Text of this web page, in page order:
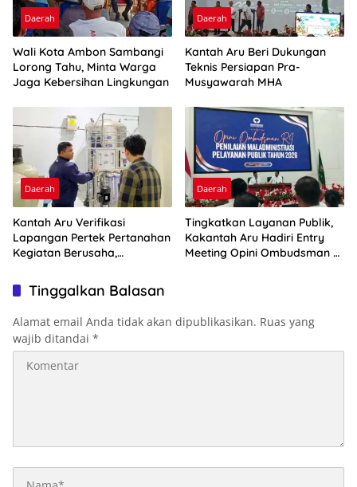
Daerah
Wali Kota Ambon Sambangi
Lorong Tahu, Minta Warga
Jaga Kebersihan Lingkungan
Daerah
Kantah Aru Beri Dukungan
Teknis Persiapan Pra-
Musyawarah MHA
Daerah
Kantah Aru Verifikasi
Lapangan Pertek Pertanahan
Kegiatan Berusaha,
Daerah
Tingkatkan Layanan Publik,
Kakantah Aru Hadiri Entry
Meeting Opini Ombudsman RI
Tinggalkan Balasan
Alamat email Anda tidak akan dipublikasikan. Ruas yang
wajib ditandai *